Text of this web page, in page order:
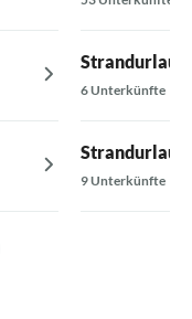
Strandurlaub
6 Unterkünfte
9 Unterkünfte